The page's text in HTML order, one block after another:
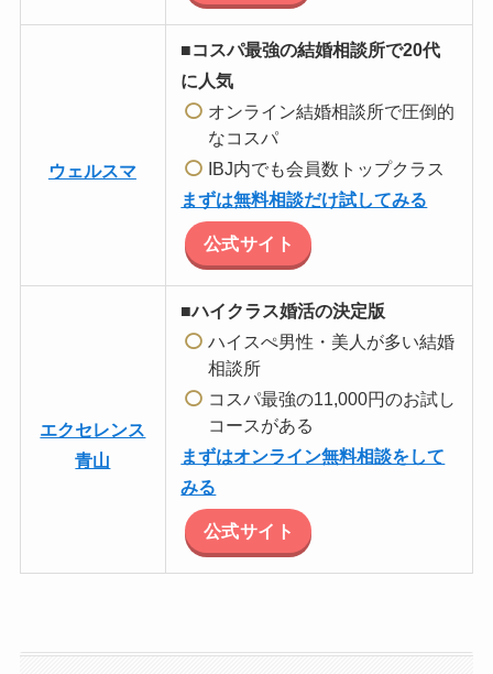
ウェルスマ
■コスパ最強の結婚相談所で20代
に人気
オンライン結婚相談所で圧倒的
なコスパ
IBJ内でも会員数トップクラス
まずは無料相談だけ試してみる
公式サイト
エクセレンス
青山
■ハイクラス婚活の決定版
ハイスぺ男性・美人が多い結婚
相談所
コスパ最強の11,000円のお試し
コースがある
まずはオンライン無料相談をして
みる
公式サイト